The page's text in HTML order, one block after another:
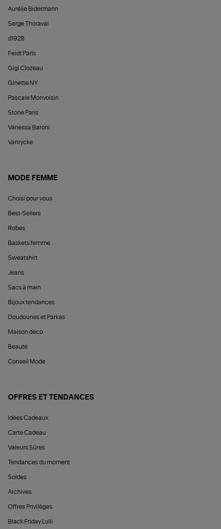
Aurélie Bidermann
Serge Thoraval
d1928
Feidt Paris
Gigi Clozeau
Ginette NY
Pascale Monvoisin
Stone Paris
Vanessa Baroni
Vanrycke
MODE FEMME
Choisi pour vous
Best-Sellers
Robes
Baskets femme
Sweatshirt
Jeans
Sacs à main
Bijoux tendances
Doudounes et Parkas
Maison déco
Beauté
Conseil Mode
OFFRES ET TENDANCES
Idées Cadeaux
Carte Cadeau
Valeurs Sûres
Tendances du moment
Soldes
Archives
Offres Privilèges
Black Friday Lulli